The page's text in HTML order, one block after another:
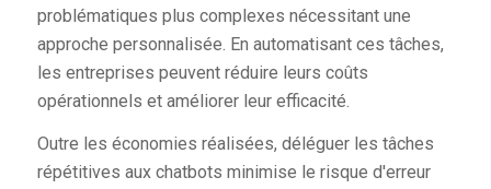
problématiques plus complexes nécessitant une
approche personnalisée. En automatisant ces tâches,
les entreprises peuvent réduire leurs coûts
opérationnels et améliorer leur efficacité.
Outre les économies réalisées, déléguer les tâches
répétitives aux chatbots minimise le risque d'erreur